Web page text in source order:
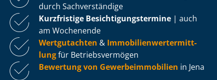
durch Sachverständige
Kurzfristige Be­sich­ti­gungs­ter­mi­ne | auch
am Wochenende
Wertgutachten & Im­mo­bi­li­en­wert­ermitt­
lungfür Be­triebs­ver­mö­gen
Bewertung von Ge­wer­be­im­mo­bi­li­en in Jena